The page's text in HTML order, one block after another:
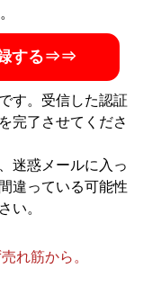
する⇒⇒
す。受信した認証
完了させてくださ
迷惑メールに入っ
違っている可能性
い。
れ筋から。